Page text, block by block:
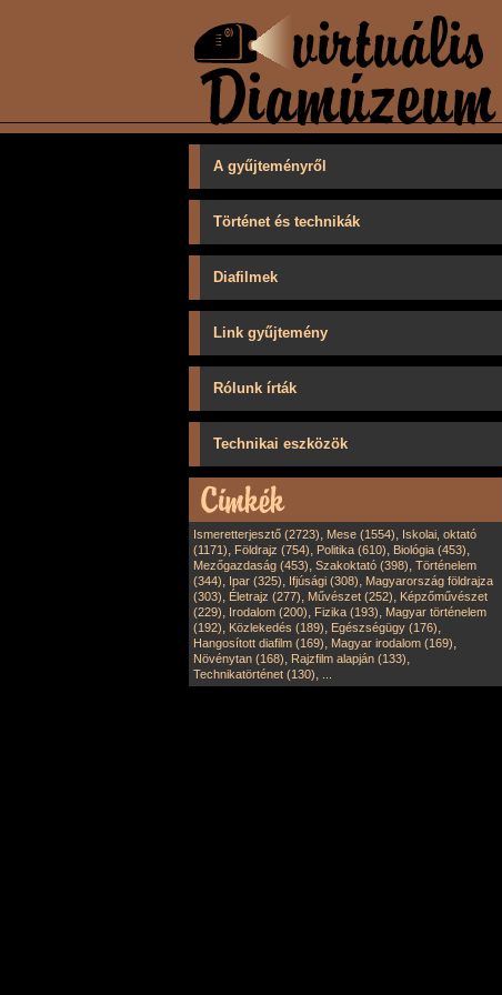
A gyűjteményről
Történet és technikák
Diafilmek
Link gyűjtemény
Rólunk írták
Technikai eszközök
Ismeretterjesztő (2723), Mese (1554), Iskolai, oktató
(1171), Földrajz (754), Politika (610), Biológia (453),
Mezőgazdaság (453), Szakoktató (398), Történelem
(344), Ipar (325), Ifjúsági (308), Magyarország földrajza
(303), Életrajz (277), Művészet (252), Képzőművészet
(229), Irodalom (200), Fizika (193), Magyar történelem
(192), Közlekedés (189), Egészségügy (176),
Hangosított diafilm (169), Magyar irodalom (169),
Növénytan (168), Rajzfilm alapján (133),
Technikatörténet (130),